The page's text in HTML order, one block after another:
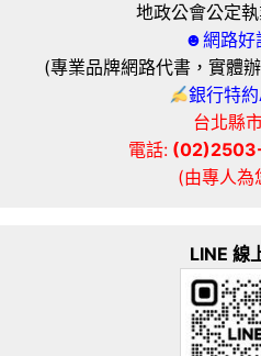
地政公會公定
☻網路好
(專業品牌網路代書，實體
銀行特
台北縣
電話:
(由專人為
LINE 線